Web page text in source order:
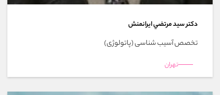
دکتر سيد مرتضي ايرانمنش
تخصص آسیب شناسی (پاتولوژی)
تهران